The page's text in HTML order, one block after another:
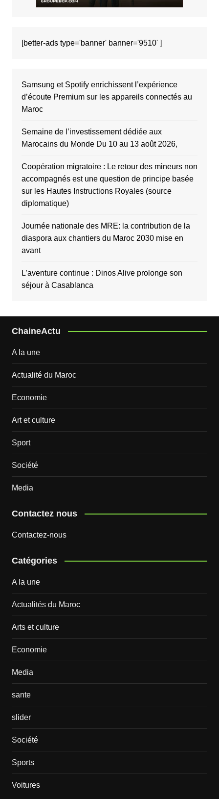
[better-ads type='banner' banner='9510' ]
Samsung et Spotify enrichissent l’expérience
d’écoute Premium sur les appareils connectés au
Maroc
Semaine de l’investissement dédiée aux
Marocains du Monde Du 10 au 13 août 2026,
Coopération migratoire : Le retour des mineurs non
accompagnés est une question de principe basée
sur les Hautes Instructions Royales (source
diplomatique)
Journée nationale des MRE: la contribution de la
diaspora aux chantiers du Maroc 2030 mise en
avant
L’aventure continue : Dinos Alive prolonge son
séjour à Casablanca
ChaineActu
A la une
Actualité du Maroc
Economie
Art et culture
Sport
Société
Media
Contactez nous
Contactez-nous
Catégories
A la une
Actualités du Maroc
Arts et culture
Economie
Media
sante
slider
Société
Sports
Voitures